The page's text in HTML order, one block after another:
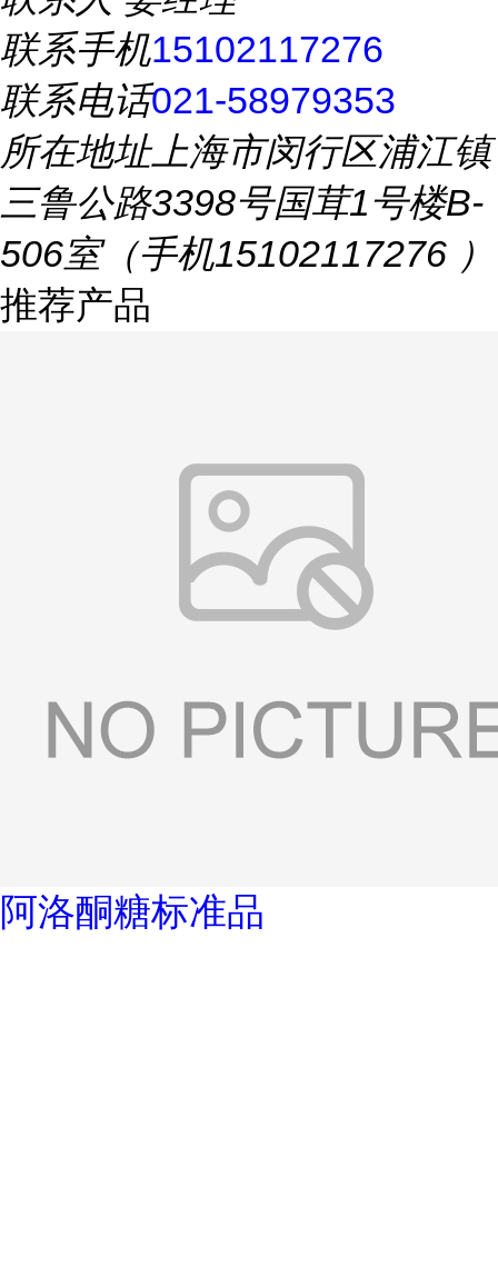
联系手机15102117276
联系电话021-58979353
所在地址上海市闵行区浦江镇
三鲁公路3398号国茸1号楼B-
506室（手机15102117276 ）
推荐产品
阿洛酮糖标准品